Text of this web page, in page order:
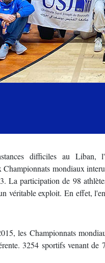
difficiles au Liban,
Championnats mondiaux
La participation de 98
véritable exploit. En effet,
les Championnats
3254 sportifs venant de